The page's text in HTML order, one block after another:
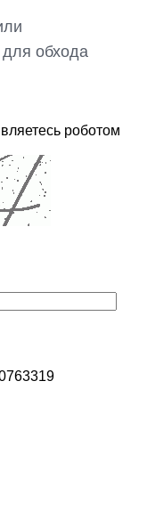
обхода
роботом